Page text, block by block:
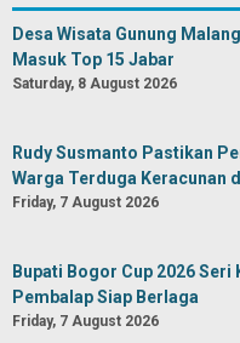
Desa Wisata Gunung
Masuk Top 15 Jabar
Saturday, 8 August 2026
Rudy Susmanto Pastikan
Warga Terduga Keracunan
Friday, 7 August 2026
Bupati Bogor Cup 2026 Seri
Pembalap Siap Berlaga
Friday, 7 August 2026